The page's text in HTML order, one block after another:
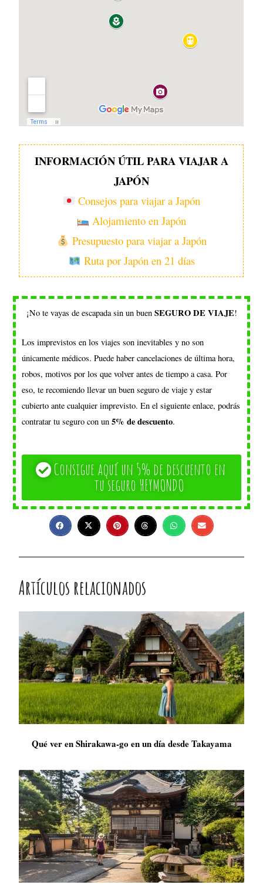
INFORMACIÓN ÚTIL PARA VIAJAR A
JAPÓN
Consejos para viajar a Japón
Alojamiento en Japón
Presupuesto para viajar a Japón
Ruta por Japón en 21 días
¡No te vayas de escapada sin un buenSEGURO DE VIAJE!
Los imprevistos en los viajes son inevitables y no son
únicamente médicos. Puede haber cancelaciones de última hora,
robos, motivos por los que volver antes de tiempo a casa. Por
eso, te recomiendo llevar un buen seguro de viaje y estar
cubierto ante cualquier imprevisto. En el siguiente enlace, podrás
contratar tu seguro con un5% de descuento.
Consigue aquí un 5% de descuento en
tu seguro HEYMONDO
Artículos relacionados
Qué ver en Shirakawa-go en un día desde Takayama